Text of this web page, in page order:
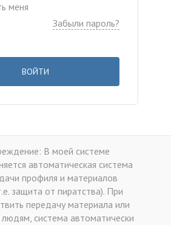
меня
Забыли пароль?
ВОЙТИ
В моей системе
автоматическая система
профиля и материалов
защита от пиратства). При
передачу материала или
система автоматически